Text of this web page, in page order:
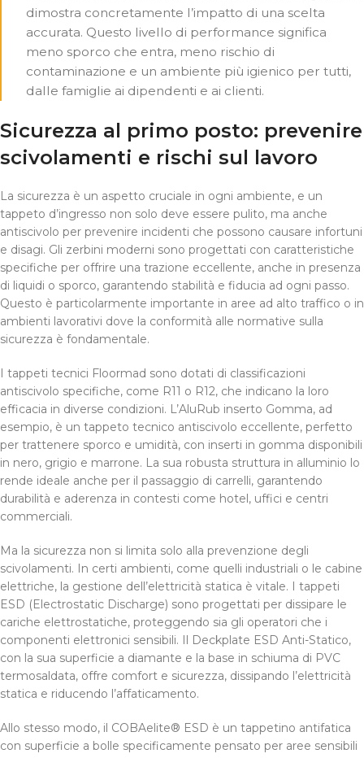
dimostra concretamente l’impatto di una scelta
accurata. Questo livello di performance significa
meno sporco che entra, meno rischio di
contaminazione e un ambiente più igienico per tutti,
dalle famiglie ai dipendenti e ai clienti.
Sicurezza al primo posto: prevenire
scivolamenti e rischi sul lavoro
La sicurezza è un aspetto cruciale in ogni ambiente, e un
tappeto d’ingresso non solo deve essere pulito, ma anche
antiscivolo per prevenire incidenti che possono causare infortuni
e disagi. Gli zerbini moderni sono progettati con caratteristiche
specifiche per offrire una trazione eccellente, anche in presenza
di liquidi o sporco, garantendo stabilità e fiducia ad ogni passo.
Questo è particolarmente importante in aree ad alto traffico o in
ambienti lavorativi dove la conformità alle normative sulla
sicurezza è fondamentale.
I tappeti tecnici Floormad sono dotati di classificazioni
antiscivolo specifiche, come R11 o R12, che indicano la loro
efficacia in diverse condizioni. L’AluRub inserto Gomma, ad
esempio, è un tappeto tecnico antiscivolo eccellente, perfetto
per trattenere sporco e umidità, con inserti in gomma disponibili
in nero, grigio e marrone. La sua robusta struttura in alluminio lo
rende ideale anche per il passaggio di carrelli, garantendo
durabilità e aderenza in contesti come hotel, uffici e centri
commerciali.
Ma la sicurezza non si limita solo alla prevenzione degli
scivolamenti. In certi ambienti, come quelli industriali o le cabine
elettriche, la gestione dell’elettricità statica è vitale. I tappeti
ESD (Electrostatic Discharge) sono progettati per dissipare le
cariche elettrostatiche, proteggendo sia gli operatori che i
componenti elettronici sensibili. Il Deckplate ESD Anti-Statico,
con la sua superficie a diamante e la base in schiuma di PVC
termosaldata, offre comfort e sicurezza, dissipando l’elettricità
statica e riducendo l’affaticamento.
Allo stesso modo, il COBAelite® ESD è un tappetino antifatica
con superficie a bolle specificamente pensato per aree sensibili